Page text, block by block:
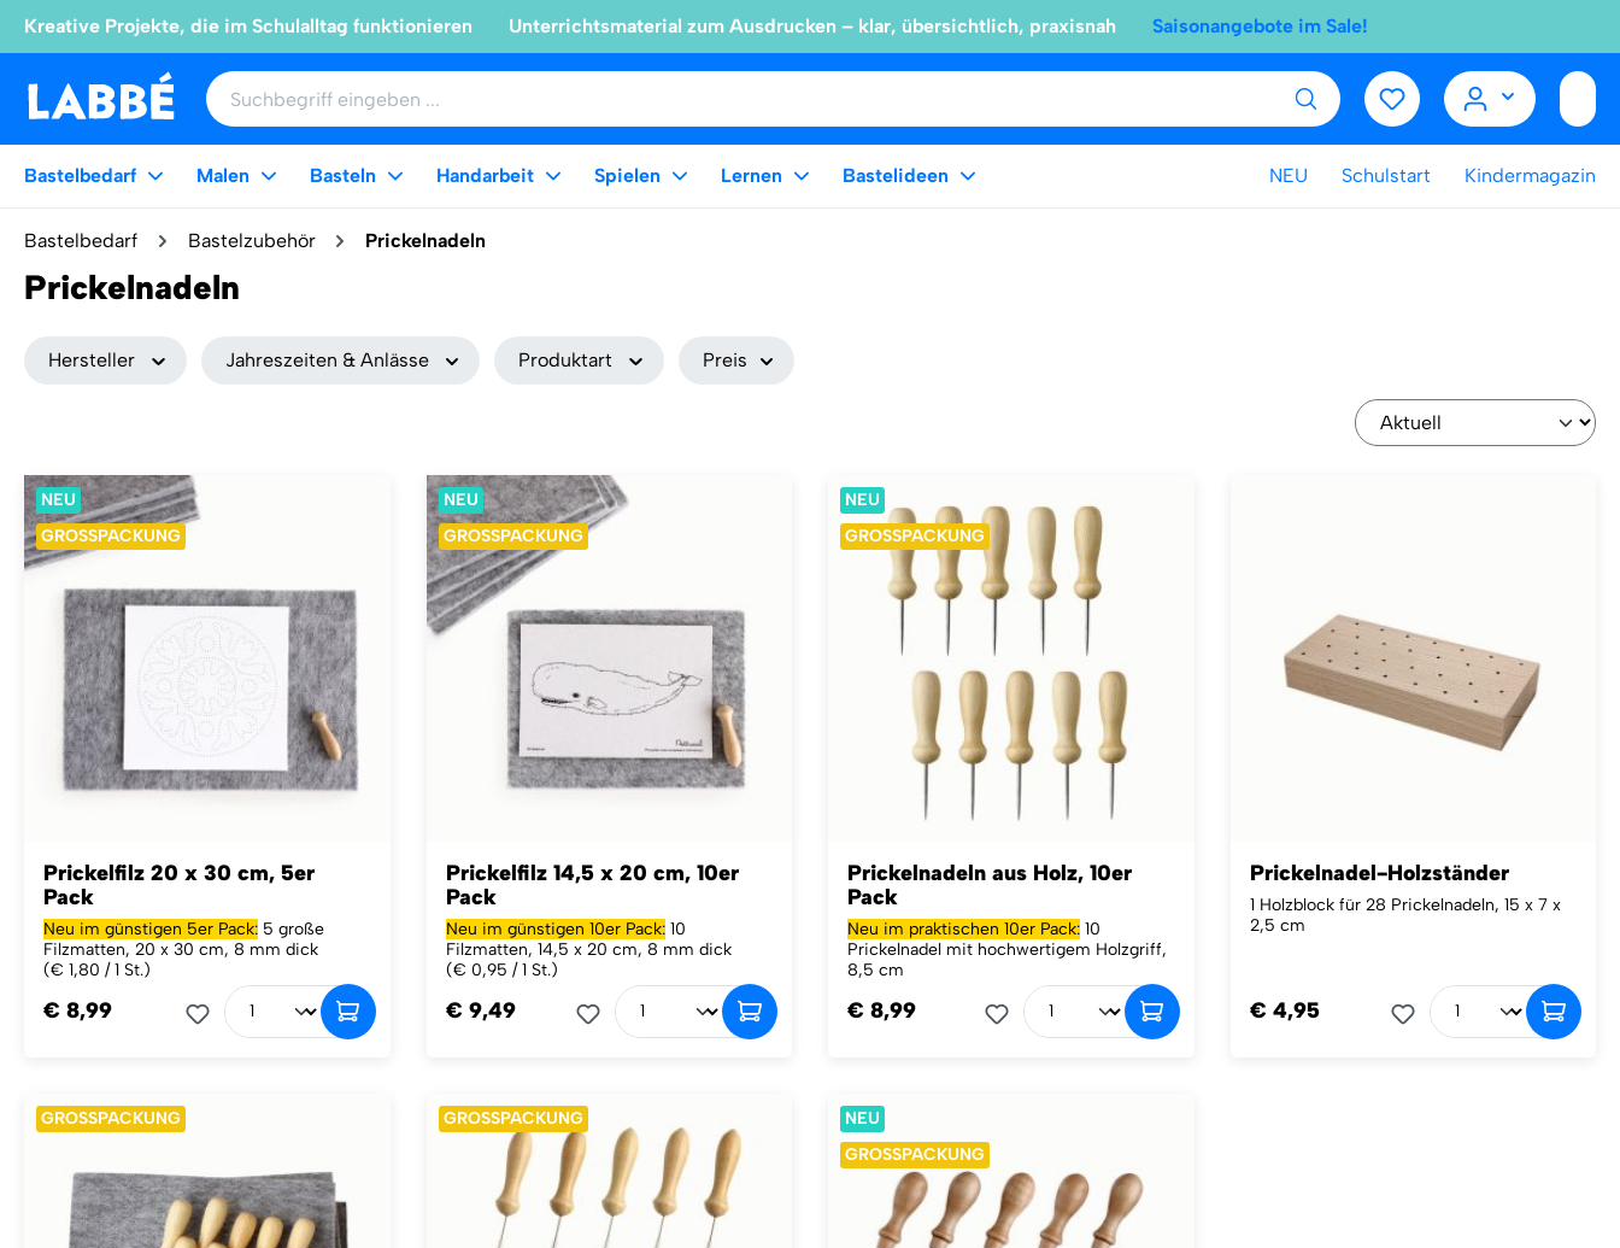
Kreative Projekte, die im Schulalltag funktionieren Unterrichtsmaterial zum Ausdrucken – klar, übersichtlich, praxisnah Saisonangebote im Sale!
Bastelbedarf Malen Basteln Handarbeit Spielen Lernen Bastelideen NEU Schulstart Kindermagazin
Bastelbedarf Bastelzubehör Prickelnadeln
Prickelnadeln
Hersteller Jahreszeiten & Anlässe Produktart Preis
NEU
GROSSPACKUNG
Prickelfilz 20 x 30 cm, 5er
Pack
Neu im günstigen 5er Pack: 5 große
Filzmatten, 20 x 30 cm, 8 mm dick
(€ 1,80 / 1 St.)
€ 8,99
NEU
GROSSPACKUNG
Prickelfilz 14,5 x 20 cm, 10er
Pack
Neu im günstigen 10er Pack:10
Filzmatten, 14,5 x 20 cm, 8 mm dick
(€ 0,95 / 1 St.)
€ 9,49
NEU
GROSSPACKUNG
Prickelnadeln aus Holz, 10er
Pack
Neu im praktischen 10er Pack: 10
Prickelnadel mit hochwertigem Holzgriff,
8,5 cm
€ 8,99
Prickelnadel-Holzständer
1 Holzblock für 28 Prickelnadeln, 15 x 7 x
2,5 cm
€ 4,95
GROSSPACKUNG GROSSPACKUNG
NEU
GROSSPACKUNG